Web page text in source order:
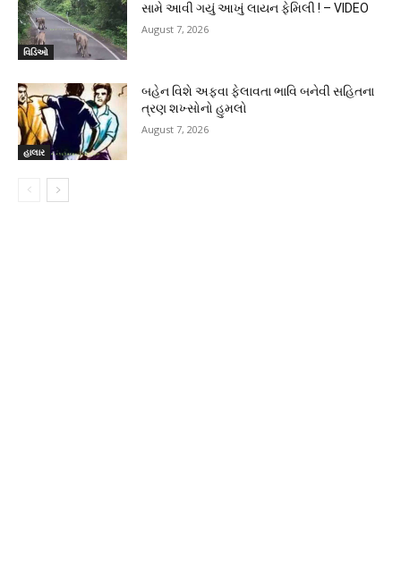
વિડિઓ
સામે આવી ગયું આખું લાયન ફેમિલી ! – VIDEO
August 7, 2026
હાલાર
બહેન વિશે અફવા ફેલાવતા ભાવિ બનેવી સહિતના
ત્રણ શખ્સોનો હુમલો
August 7, 2026